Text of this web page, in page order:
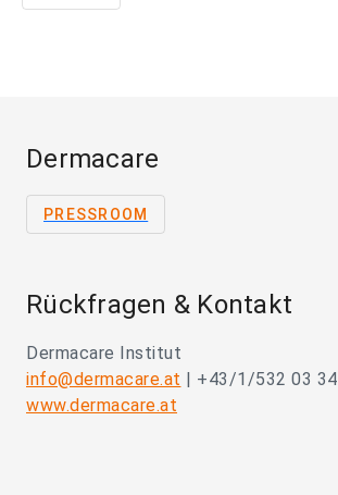
Dermacare
PRESSROOM
Rückfragen & Kontakt
Dermacare Institut
info@dermacare.at | +43/1/532 03 34
www.dermacare.at